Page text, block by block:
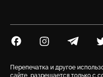
Посилання на Facebook
Посилання наПосилання
Перепечатка и другое